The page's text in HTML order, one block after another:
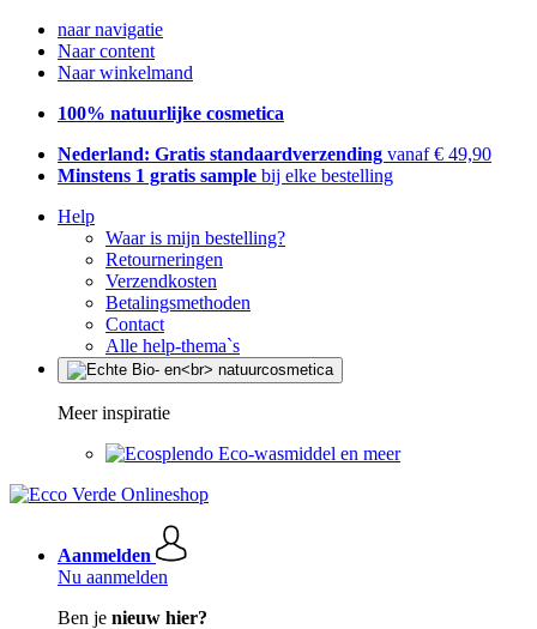
naar navigatie
Naar content
Naar winkelmand
100% natuurlijke cosmetica
Nederland: Gratis standaardverzending vanaf € 49,90
Minstens 1 gratis sample bij elke bestelling
Help
Waar is mijn bestelling?
Retourneringen
Verzendkosten
Betalingsmethoden
Contact
Alle help-thema`s
Meer inspiratie
Eco-wasmiddel en meer
Aanmelden
Nu aanmelden
Ben je nieuw hier?